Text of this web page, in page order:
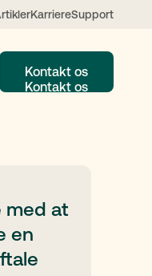
KarriereSupport
Kontakt os
med at
en